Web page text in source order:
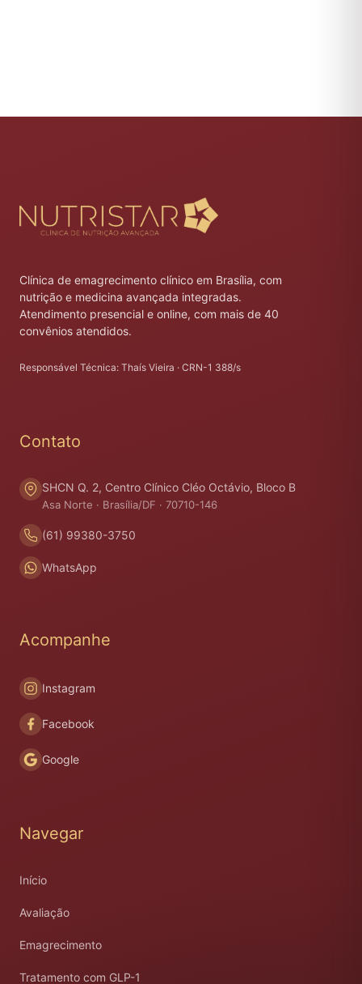
Clínica de emagrecimento clínico em Brasília, com
nutrição e medicina avançada integradas.
Atendimento presencial e online, com mais de 40
convênios atendidos.
Responsável Técnica: Thaís Vieira · CRN-1 388/s
Contato
SHCN Q. 2, Centro Clínico Cléo Octávio, Bloco B
Asa Norte · Brasília/DF · 70710-146
(61) 99380-3750
WhatsApp
Acompanhe
Instagram
Facebook
Google
Navegar
Início
Avaliação
Emagrecimento
Tratamento com GLP-1